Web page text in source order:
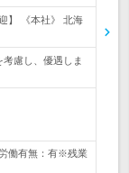
】 《本社》 北海
慮し、優遇しま
働有無：有※残業